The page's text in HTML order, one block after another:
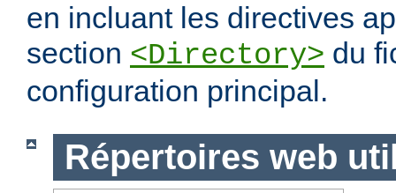
en incluant les directives
section <Directory> du
configuration principal.
Répertoires web